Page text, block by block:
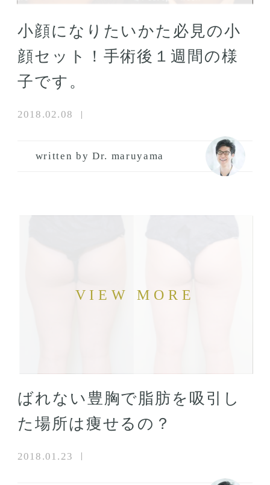
小顔になりたいかた必見の小
顔セット！手術後１週間の様
子です。
2018.02.08
written by Dr. maruyama
ばれない豊胸で脂肪を吸引し
た場所は痩せるの？
2018.01.23